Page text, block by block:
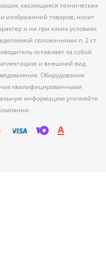
касающаяся технических
изображений товаров, носит
и ни при каких условиях
положениями п. 2 ст.
оставляет за собой
и внешний вид
Оборудование
квалифицированными
информацию уточняйте